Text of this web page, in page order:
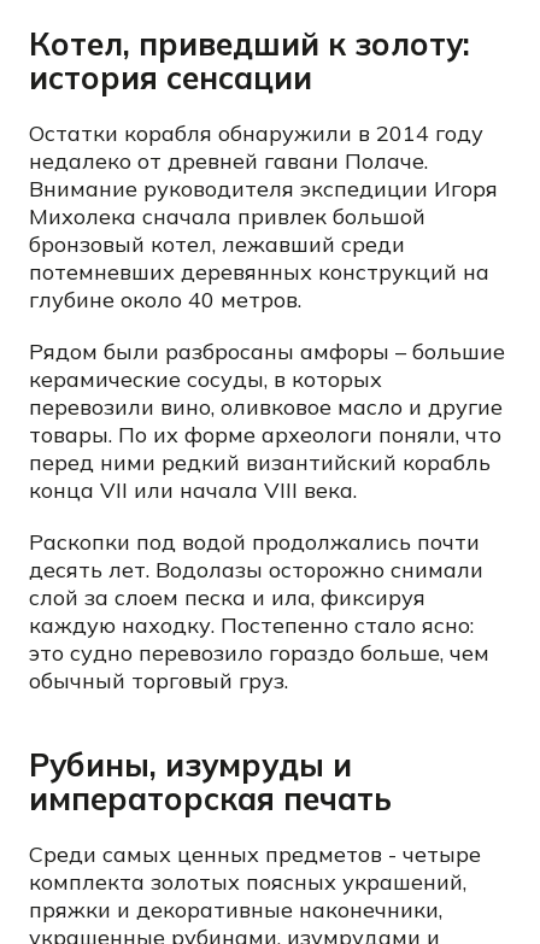
Котел, приведший к золоту:
история сенсации
Остатки корабля обнаружили в 2014 году
недалеко от древней гавани Полаче.
Внимание руководителя экспедиции Игоря
Михолека сначала привлек большой
бронзовый котел, лежавший среди
потемневших деревянных конструкций на
глубине около 40 метров.
Рядом были разбросаны амфоры – большие
керамические сосуды, в которых
перевозили вино, оливковое масло и другие
товары. По их форме археологи поняли, что
перед ними редкий византийский корабль
конца VII или начала VIII века.
Раскопки под водой продолжались почти
десять лет. Водолазы осторожно снимали
слой за слоем песка и ила, фиксируя
каждую находку. Постепенно стало ясно:
это судно перевозило гораздо больше, чем
обычный торговый груз.
Рубины, изумруды и
императорская печать
Среди самых ценных предметов - четыре
комплекта золотых поясных украшений,
пряжки и декоративные наконечники,
украшенные рубинами, изумрудами и